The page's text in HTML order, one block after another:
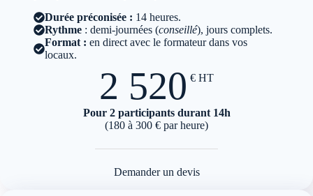
Durée préconisée : 14 heures.
Rythme : demi-journées (conseillé), jours complets.
Format : en direct avec le formateur dans vos
locaux.
2 520 € HT
Pour 2 participants durant 14h
(180 à 300 € par heure)
Demander un devis